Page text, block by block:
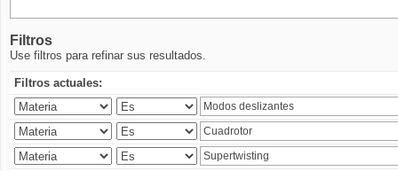
Filtros
Use filtros para refinar sus resultados.
Filtros actuales: